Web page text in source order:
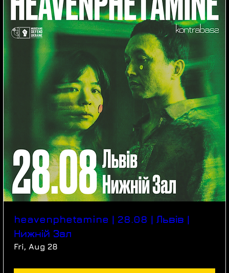
heavenphetamine | 28.08 | Львів |
Нижній Зал
Fri, Aug 28